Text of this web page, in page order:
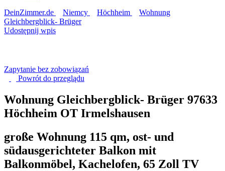
DeinZimmer.de
Niemcy Höchheim
Wohnung
Gleichbergblick- Brüger
Udostępnij wpis
Zapytanie bez zobowiązań
Powrót do przeglądu
Wohnung Gleichbergblick- Brüger 97633
Höchheim OT Irmelshausen
große Wohnung 115 qm, ost- und
südausgerichteter Balkon mit
Balkonmöbel, Kachelofen, 65 Zoll TV